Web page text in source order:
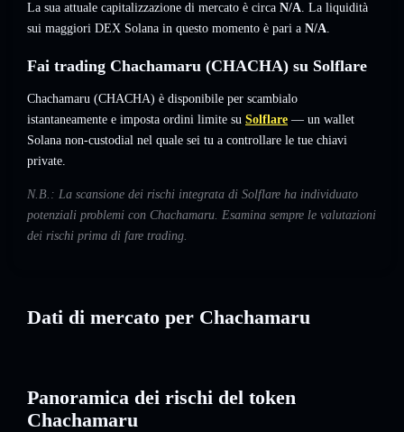
La sua attuale capitalizzazione di mercato è circa N/A. La liquidità
sui maggiori DEX Solana in questo momento è pari a N/A.
Fai trading Chachamaru (CHACHA) su Solflare
Chachamaru (CHACHA) è disponibile per scambialo
istantaneamente e imposta ordini limite su Solflare — un wallet
Solana non-custodial nel quale sei tu a controllare le tue chiavi
private.
N.B.: La scansione dei rischi integrata di Solflare ha individuato
potenziali problemi con Chachamaru. Esamina sempre le valutazioni
dei rischi prima di fare trading.
Dati di mercato per Chachamaru
Panoramica dei rischi del token
Chachamaru